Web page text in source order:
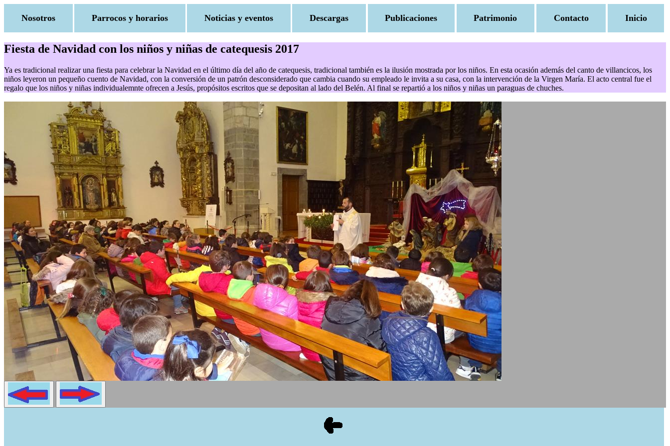
Nosotros Parrocos y horarios Noticias y eventos Descargas Publicaciones Patrimonio Contacto Inicio
Fiesta de Navidad con los niños y niñas de catequesis 2017
Ya es tradicional realizar una fiesta para celebrar la Navidad en el último día del año de catequesis, tradicional también es la ilusión mostrada por los niños. En esta ocasión además del canto de villancicos, los
niños leyeron un pequeño cuento de Navidad, con la conversión de un patrón desconsiderado que cambia cuando su empleado le invita a su casa, con la intervención de la Virgen María. El acto central fue el
regalo que los niños y niñas individualemnte ofrecen a Jesús, propósitos escritos que se depositan al lado del Belén. Al final se repartió a los niños y niñas un paraguas de chuches.